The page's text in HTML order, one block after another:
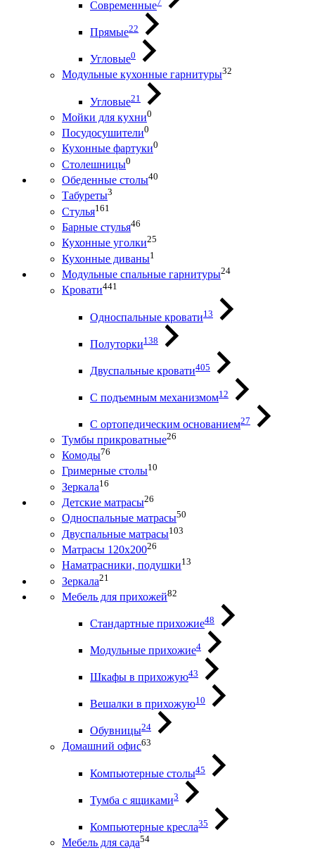
Современные
Прямые22
Угловые0
Модульные кухонные гарнитуры32
Угловые21
Мойки для кухни0
Посудосушители0
Кухонные фартуки0
Столешницы0
Обеденные столы40
Табуреты3
Стулья161
Барные стулья46
Кухонные уголки25
Кухонные диваны1
Модульные спальные гарнитуры24
Кровати441
Односпальные кровати13
Полуторки138
Двуспальные кровати405
С подъемным механизмом12
С ортопедическим основанием27
Тумбы прикроватные26
Комоды76
Гримерные столы10
Зеркала16
Детские матрасы26
Односпальные матрасы50
Двуспальные матрасы103
Матрасы 120х20026
Наматрасники, подушки13
Зеркала21
Мебель для прихожей82
Стандартные прихожие48
Модульные прихожие4
Шкафы в прихожую43
Вешалки в прихожую10
Обувницы24
Домашний офис63
Компьютерные столы45
Тумба с ящиками3
Компьютерные кресла35
Мебель для сада54